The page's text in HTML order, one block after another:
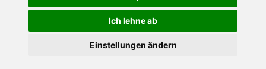
Ich lehne ab
Einstellungen ändern
Nutzungsbedingungen Impressum Kontakt